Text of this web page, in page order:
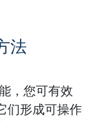
法
，您可有效
们形成可操作